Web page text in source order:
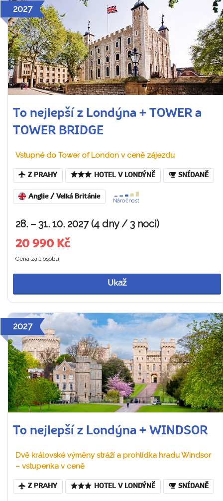
2027
To nejlepší z Londýna + TOWER a
TOWER BRIDGE
Vstupné do Tower of London v ceně zájezdu
Z PRAHY HOTEL V LONDÝNĚ SNÍDANĚ
Anglie / Velká Británie
Náročnost
28. – 31. 10. 2027 (4 dny / 3 noci)
20 990 Kč
Cena za 1 osobu
Ukaž
2027
To nejlepší z Londýna + WINDSOR
Dvě královské výměny stráží a prohlídka hradu Windsor
– vstupenka v ceně
Z PRAHY HOTEL V LONDÝNĚ SNÍDANĚ